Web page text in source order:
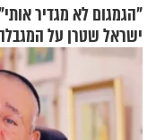
"הגמגום לא מגדיר
ישראל שטרן על
עוצרת אותו